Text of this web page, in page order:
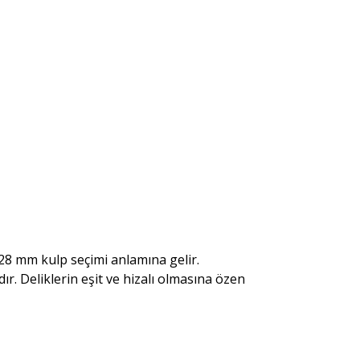
mm kulp seçimi anlamına gelir.
Deliklerin eşit ve hizalı olmasına özen